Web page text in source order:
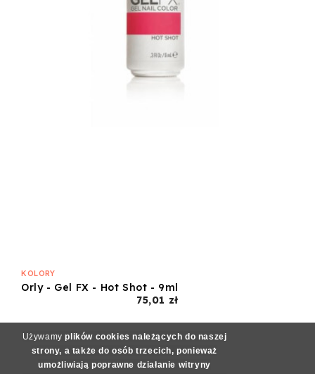
KOLORY
Orly - Gel FX - Hot Shot - 9ml
75,01 złCena
Używamy plików cookies należących do naszej
strony, a także do osób trzecich, ponieważ
umożliwiają poprawne działanie witryny